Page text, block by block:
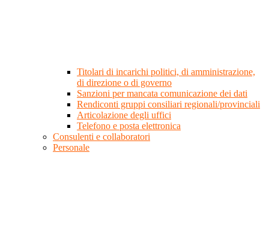
Titolari di incarichi politici, di amministrazione,
di direzione o di governo
Sanzioni per mancata comunicazione dei dati
Rendiconti gruppi consiliari regionali/provinciali
Articolazione degli uffici
Telefono e posta elettronica
Consulenti e collaboratori
Personale